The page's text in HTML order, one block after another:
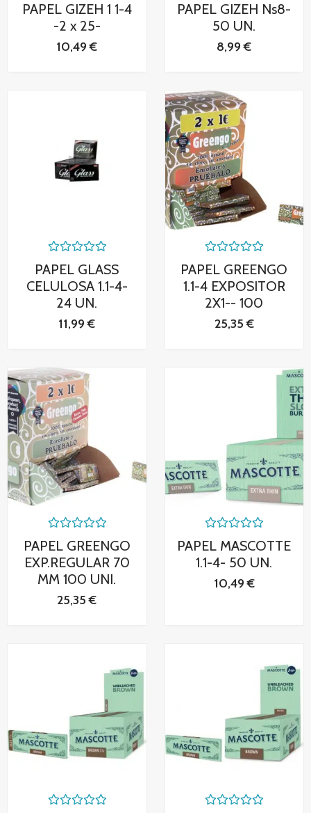
con
PAPEL GIZEH 1 1-4
-2 x 25-
10,49€
con
de
PAPEL GIZEH Ns8-
50 UN.
8,99€
con
0
de
PAPEL GLASS
CELULOSA 1.1-4-
24 UN.
11,99€
con
0
de
5
PAPEL GREENGO
1.1-4 EXPOSITOR
2X1-- 100
25,35€
con
0
de
5
PAPEL GREENGO
EXP.REGULAR 70
MM 100 UNI.
25,35€
con
0
de
PAPEL MASCOTTE
1.1-4- 50 UN.
10,49€